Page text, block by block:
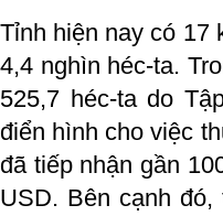
Tỉnh hiện nay có 17
4,4 nghìn héc-ta.
525,7 héc-ta do
điển hình cho việc
đã tiếp nhận gần
USD. Bên cạnh